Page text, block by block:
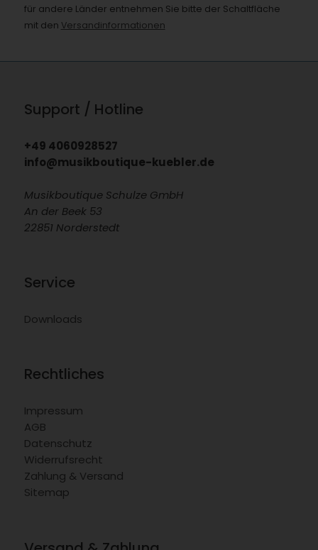
für andere Länder entnehmen Sie bitte der Schaltfläche
mit den Versandinformationen
Support / Hotline
+49 4060928527
info@musikboutique-kuebler.de
Musikboutique Schulze GmbH
An der Beek 53
22851 Norderstedt
Service
Downloads
Rechtliches
Impressum
AGB
Datenschutz
Widerrufsrecht
Zahlung & Versand
Sitemap